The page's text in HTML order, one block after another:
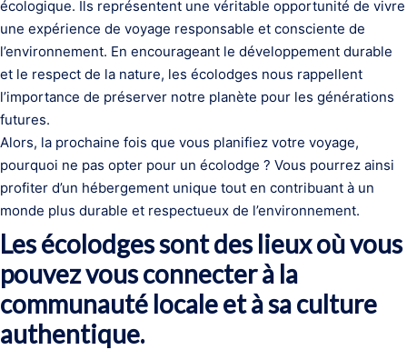
écologique. Ils représentent une véritable opportunité de vivre
une expérience de voyage responsable et consciente de
l’environnement. En encourageant le développement durable
et le respect de la nature, les écolodges nous rappellent
l’importance de préserver notre planète pour les générations
futures.
Alors, la prochaine fois que vous planifiez votre voyage,
pourquoi ne pas opter pour un écolodge ? Vous pourrez ainsi
profiter d’un hébergement unique tout en contribuant à un
monde plus durable et respectueux de l’environnement.
Les écolodges sont des lieux où vous
pouvez vous connecter à la
communauté locale et à sa culture
authentique.